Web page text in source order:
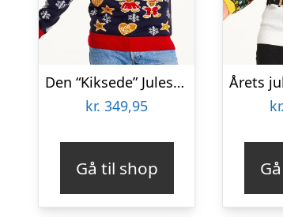
Den “Kiksede” Julesweater – herre / mænd
kr. 349,95
Gå til shop
kr.